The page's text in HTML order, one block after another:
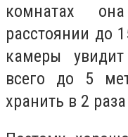
комнатах
расстоянии до
камеры
всего до 5
хранить в 2